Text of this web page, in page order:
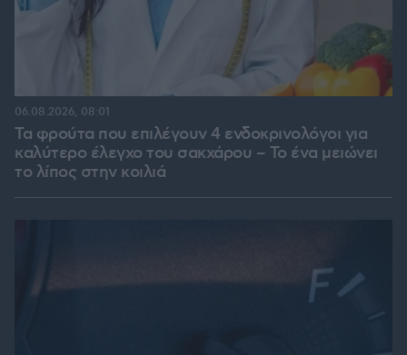
Τα φρούτα που επιλέγουν 4 ενδοκρινολόγοι για
καλύτερο έλεγχο του σακχάρου – Το ένα μειώνει
το λίπος στην κοιλιά
06.08.2026, 08:01